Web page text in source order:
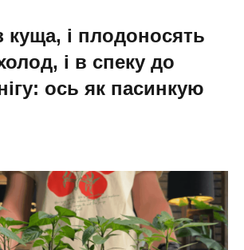
куща, і плодоносять
і в спеку до
ось як пасинкую